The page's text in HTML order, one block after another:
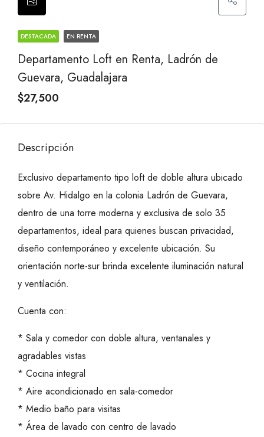
DESTACADA EN RENTA
Departamento Loft en Renta, Ladrón de
Guevara, Guadalajara
$27,500
Descripción
Exclusivo departamento tipo loft de doble altura ubicado
sobre Av. Hidalgo en la colonia Ladrón de Guevara,
dentro de una torre moderna y exclusiva de solo 35
departamentos, ideal para quienes buscan privacidad,
diseño contemporáneo y excelente ubicación. Su
orientación norte-sur brinda excelente iluminación natural
y ventilación.
Cuenta con:
* Sala y comedor con doble altura, ventanales y
agradables vistas
* Cocina integral
* Aire acondicionado en sala-comedor
* Medio baño para visitas
* Área de lavado con centro de lavado